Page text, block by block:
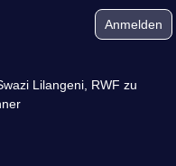
Anmelden
Lilangeni, RWF zu